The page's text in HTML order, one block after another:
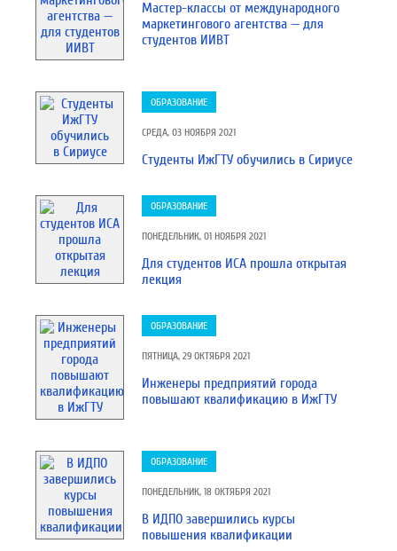
Мастер-классы от международного
маркетингового агентства — для
студентов ИИВТ
ОБРАЗОВАНИЕ
СРЕДА, 03 НОЯБРЯ 2021
Студенты ИжГТУ обучились в Сириусе
ОБРАЗОВАНИЕ
ПОНЕДЕЛЬНИК, 01 НОЯБРЯ 2021
Для студентов ИСА прошла открытая
лекция
ОБРАЗОВАНИЕ
ПЯТНИЦА, 29 ОКТЯБРЯ 2021
Инженеры предприятий города
повышают квалификацию в ИжГТУ
ОБРАЗОВАНИЕ
ПОНЕДЕЛЬНИК, 18 ОКТЯБРЯ 2021
В ИДПО завершились курсы
повышения квалификации